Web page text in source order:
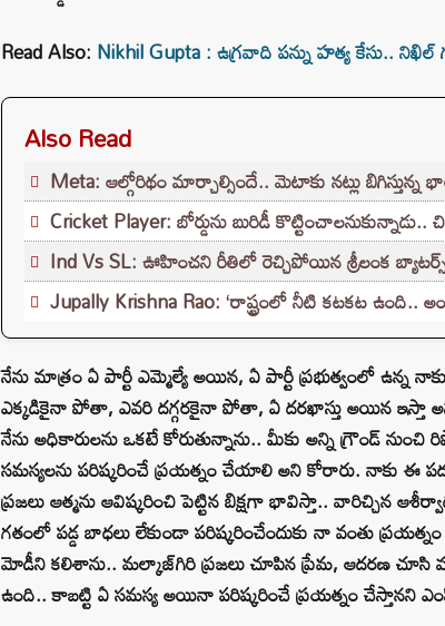
Read Also: Nikhil Gupta : ఉగ్రవాది పన్ను హత్య కేసు.. నిఖిల్
Also Read
Meta: ఆల్గోరిథం మార్చాల్సిందే.. మెటాకు నట్లు బిగిస్తున్న
Cricket Player: బోర్డును బురిడీ కొట్టించాలనుకున్నాడు..
Ind Vs SL: ఊహించని రీతిలో రెచ్చిపోయిన శ్రీలంక
Jupally Krishna Rao: ‘రాష్ట్రంలో నీటి కటకట ఉంది..
నేను మాత్రం ఏ పార్టీ ఎమ్మెల్యే అయిన, ఏ పార్టీ ప్రభుత్వంలో ఉన్న
ఎక్కడికైనా పోతా, ఎవరి దగ్గరకైనా పోతా, ఏ దరఖాస్తు అయిన ఇస్తా
నేను అధికారులను ఒకటే కోరుతున్నాను.. మీకు అన్ని గ్రౌండ్ నుంచి
సమస్యలను పరిష్కరించే ప్రయత్నం చేయాలి అని కోరారు. నాకు ఈ
ప్రజలు ఆత్మను ఆవిష్కరించి పెట్టిన బిక్షగా భావిస్తా.. వారిచ్చిన
గతంలో పడ్డ బాధలు లేకుండా పరిష్కరించేందుకు నా వంతు
మోడీని కలిశాను.. మల్కాజ్‌గిరి ప్రజలు చూపిన ప్రేమ, ఆదరణ చూసి
ఉంది.. కాబట్టి ఏ సమస్య అయినా పరిష్కరించే ప్రయత్నం చేస్తానని